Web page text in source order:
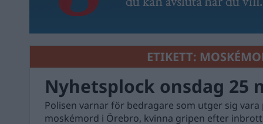
ETIKETT:
Nyhetsplock onsdag 25
Polisen varnar för bedragare som utger sig vara
moskémord i Örebro, kvinna gripen efter